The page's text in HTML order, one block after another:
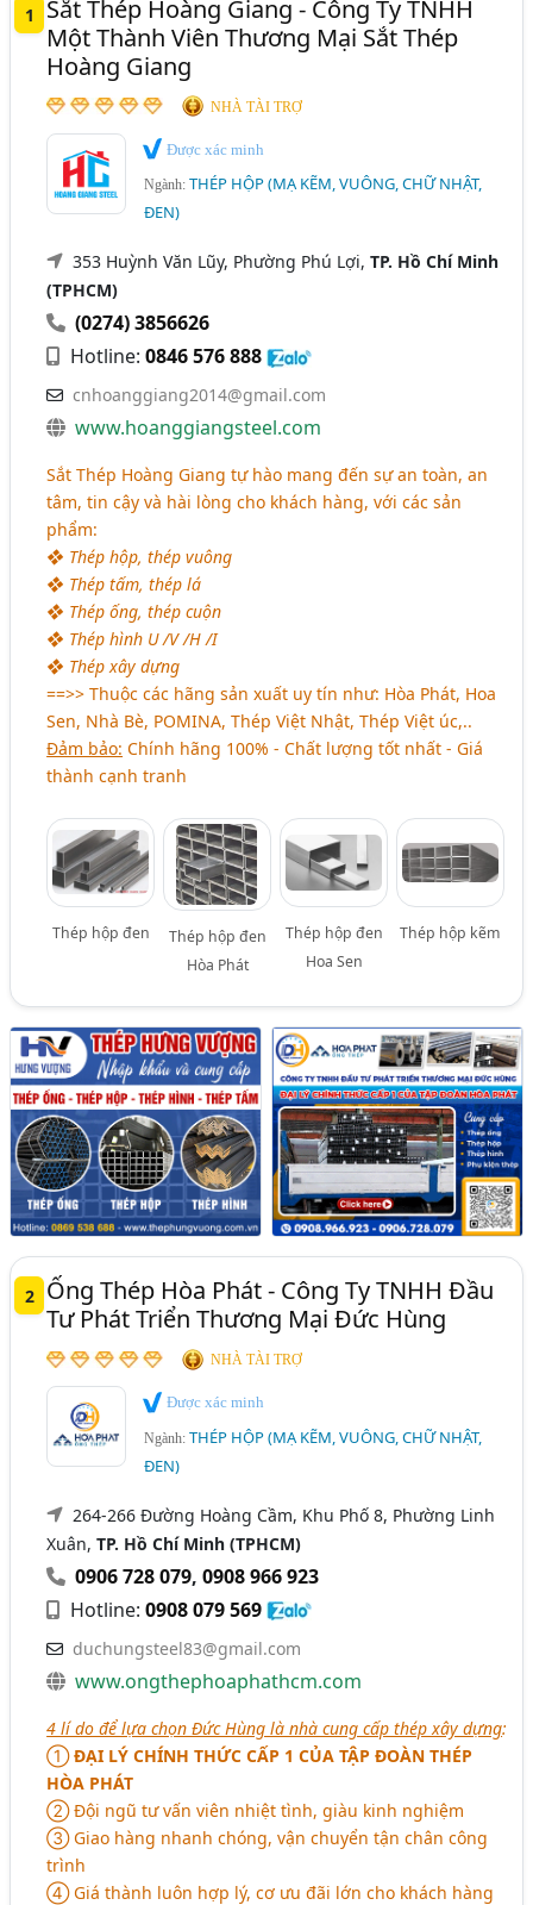
Thái Nguyên
Thừa Thiên Huế
Bắc Giang
Bình Định
Cà Mau
Long An
Quảng Nam
Quảng Ngãi
Tây Ninh
Tiền Giang
1
Sắt Thép Hoàng Giang - Công Ty TNHH
Một Thành Viên Thương Mại Sắt Thép
Hoàng Giang
NHÀ TÀI TRỢ
Được xác minh
Ngành:THÉP HỘP (MẠ KẼM, VUÔNG, CHỮ NHẬT,
ĐEN)
353 Huỳnh Văn Lũy, Phường Phú Lợi,TP. Hồ Chí Minh
(TPHCM)
(0274) 3856626
Hotline:0846 576 888
cnhoanggiang2014@gmail.com
www.hoanggiangsteel.com
Sắt Thép Hoàng Giang tự hào mang đến sự an toàn, an
tâm, tin cậy và hài lòng cho khách hàng, với các sản
phẩm:
❖ Thép hộp, thép vuông
❖ Thép tấm, thép lá
❖ Thép ống, thép cuộn
❖ Thép hình U /V /H /I
❖ Thép xây dựng
==>> Thuộc các hãng sản xuất uy tín như: Hòa Phát, Hoa
Sen, Nhà Bè, POMINA, Thép Việt Nhật, Thép Việt úc,..
Đảm bảo: Chính hãng 100% - Chất lượng tốt nhất - Giá
thành cạnh tranh
Thép hộp đen
Thép hộp đen
Hòa Phát
Thép hộp đen
Hoa Sen
Thép hộp kẽm
2
Ống Thép Hòa Phát - Công Ty TNHH Đầu
Tư Phát Triển Thương Mại Đức Hùng
NHÀ TÀI TRỢ
Được xác minh
Ngành:THÉP HỘP (MẠ KẼM, VUÔNG, CHỮ NHẬT,
ĐEN)
264-266 Đường Hoàng Cầm, Khu Phố 8, Phường Linh
Xuân,TP. Hồ Chí Minh (TPHCM)
0906 728 079,0908 966 923
Hotline:0908 079 569
duchungsteel83@gmail.com
www.ongthephoaphathcm.com
4 lí do để lựa chọn Đức Hùng là nhà cung cấp thép xây dựng:
➀ĐẠI LÝ CHÍNH THỨC CẤP 1 CỦA TẬP ĐOÀN THÉP
HÒA PHÁT
➁ Đội ngũ tư vấn viên nhiệt tình, giàu kinh nghiệm
➂ Giao hàng nhanh chóng, vận chuyển tận chân công
trình
➃ Giá thành luôn hợp lý, cơ ưu đãi lớn cho khách hàng